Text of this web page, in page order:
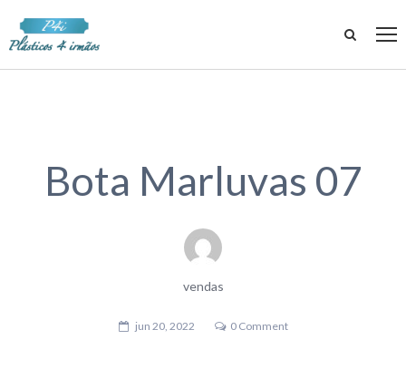
Bota Marluvas 07
vendas
jun 20, 2022 0 Comment